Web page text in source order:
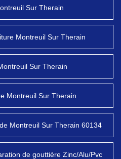
Sur Therain
Montreuil Sur Therain
Sur Therain
Montreuil Sur Therain
Montreuil Sur Therain 60134
de gouttière Zinc/Alu/Pvc